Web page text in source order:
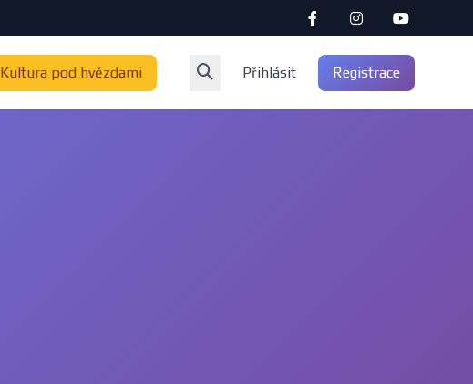
Kultura pod hvězdami Přihlásit Registrace